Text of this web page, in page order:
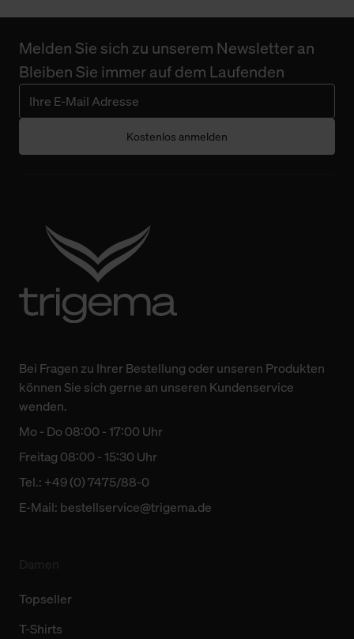
Melden Sie sich zu unserem Newsletter an
Bleiben Sie immer auf dem Laufenden
Kostenlos anmelden
Bei Fragen zu Ihrer Bestellung oder unseren Produkten
können Sie sich gerne an unseren Kundenservice
wenden.
Mo - Do 08:00 - 17:00 Uhr
Freitag 08:00 - 15:30 Uhr
Tel.: +49 (0) 7475/88-0
E-Mail: bestellservice@trigema.de
Topseller
T-Shirts